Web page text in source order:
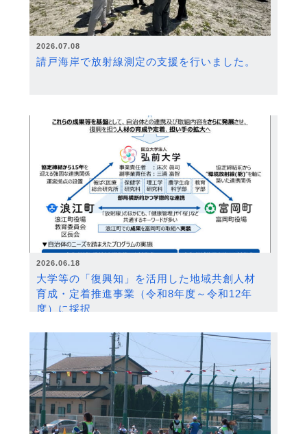
2026.07.08
請戸海岸で放射線測定の支援を行いました。
2026.06.18
大学等の「復興知」を活用した地域共創人材
育成・定着推進事業（令和8年度～令和12年
度）に採択